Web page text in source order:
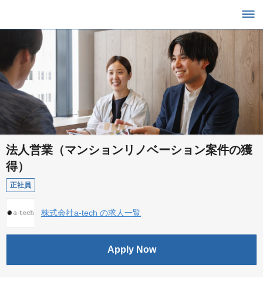
法人営業（マンションリノベーション案件の獲
得）
正社員
株式会社a-tech の求人一覧
Apply Now